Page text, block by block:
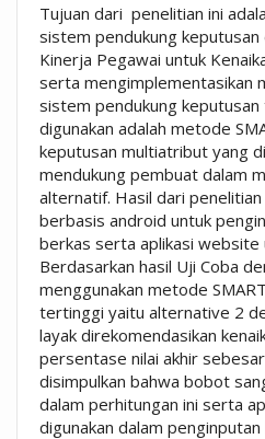
Tujuan dari penelitian ini
sistem pendukung keputusan
Kinerja Pegawai untuk
serta mengimplementasikan
sistem pendukung
digunakan adalah metode
keputusan multiatribut yang
mendukung pembuat dalam
alternatif. Hasil dari penelitian
berbasis android untuk
berkas serta aplikasi website
Berdasarkan hasil Uji Coba
menggunakan metode
tertinggi yaitu alternative 2
layak direkomendasikan
persentase nilai akhir
disimpulkan bahwa bobot
dalam perhitungan ini serta
digunakan dalam